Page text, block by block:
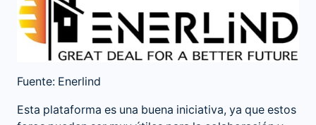
Fuente: Enerlind
Esta plataforma es una buena iniciativa, ya que estos